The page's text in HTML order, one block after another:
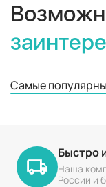
Самые
Быстро
Наша
России и